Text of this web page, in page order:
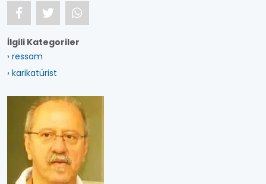
İlgili Kategoriler
› ressam
› karikatürist